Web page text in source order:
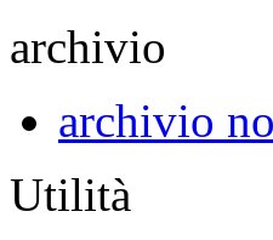
archivio
archivio
Utilità